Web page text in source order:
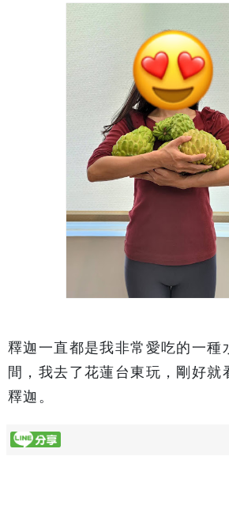
釋迦一直都是我非常愛吃的一種
間，我去了花蓮台東玩，剛好就
釋迦。